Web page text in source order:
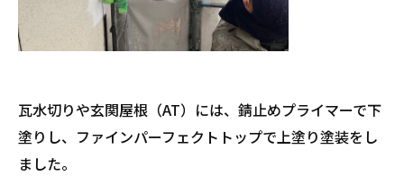
瓦水切りや玄関屋根（AT）には、錆止めプライマーで下
塗りし、ファインパーフェクトトップで上塗り塗装をし
ました。